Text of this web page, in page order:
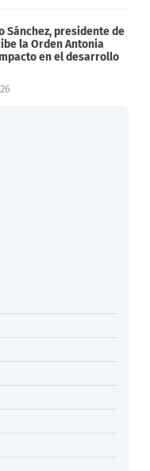
Sánchez, presidente de
la Orden Antonia
en el desarrollo